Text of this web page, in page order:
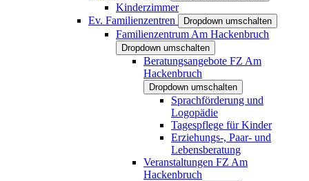
Kinderzimmer
Ev. Familienzentren
Dropdown umschalten
Familienzentrum Am Hackenbruch
Dropdown umschalten
Beratungsangebote FZ Am
Hackenbruch
Dropdown umschalten
Sprachförderung und
Logopädie
Tagespflege für Kinder
Erziehungs-, Paar- und
Lebensberatung
Veranstaltungen FZ Am
Hackenbruch